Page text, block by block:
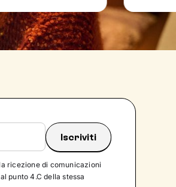
ricezione di comunicazioni
punto 4.C della stessa